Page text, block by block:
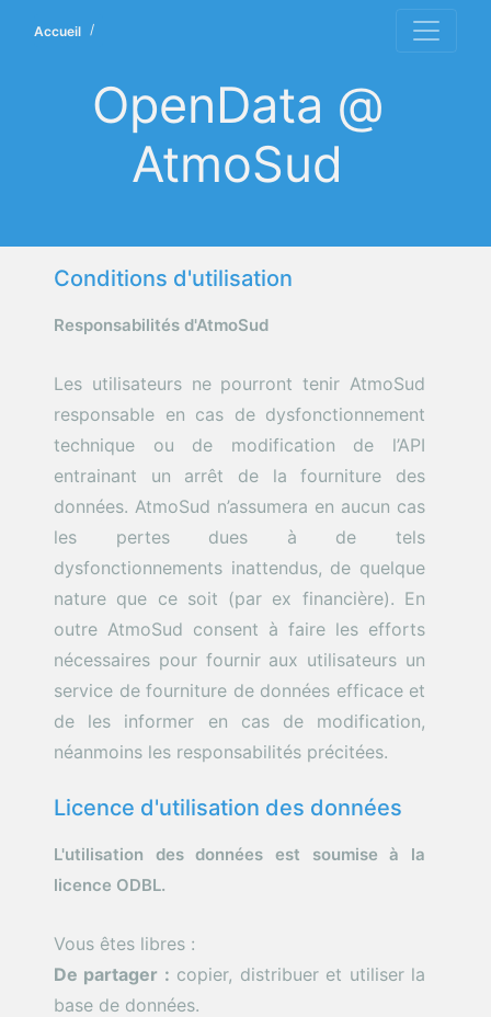
Accueil
OpenData @
AtmoSud
Conditions d'utilisation
Responsabilités d'AtmoSud
Les utilisateurs ne pourront tenir AtmoSud
responsable en cas de dysfonctionnement
technique ou de modification de l’API
entrainant un arrêt de la fourniture des
données. AtmoSud n’assumera en aucun cas
les pertes dues à de tels
dysfonctionnements inattendus, de quelque
nature que ce soit (par ex financière). En
outre AtmoSud consent à faire les efforts
nécessaires pour fournir aux utilisateurs un
service de fourniture de données efficace et
de les informer en cas de modification,
néanmoins les responsabilités précitées.
Licence d'utilisation des données
L'utilisation des données est soumise à la
licence ODBL.
Vous êtes libres :
De partager : copier, distribuer et utiliser la
base de données.